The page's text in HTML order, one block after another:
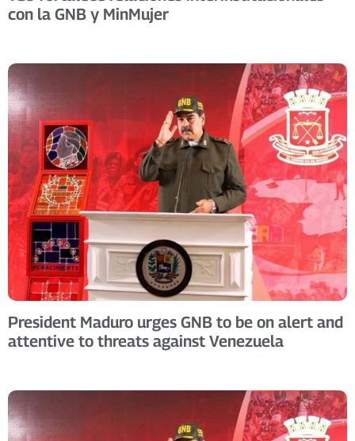
con la GNB y MinMujer
President Maduro urges GNB to be on alert and
attentive to threats against Venezuela